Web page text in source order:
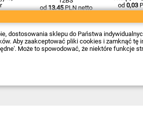
od13,45PLN netto
od 0,03
dostosowania sklepu do Państwa
Aby zaakceptować pliki cookies i zamknąć
Może to spowodować, że niektóre funkcje